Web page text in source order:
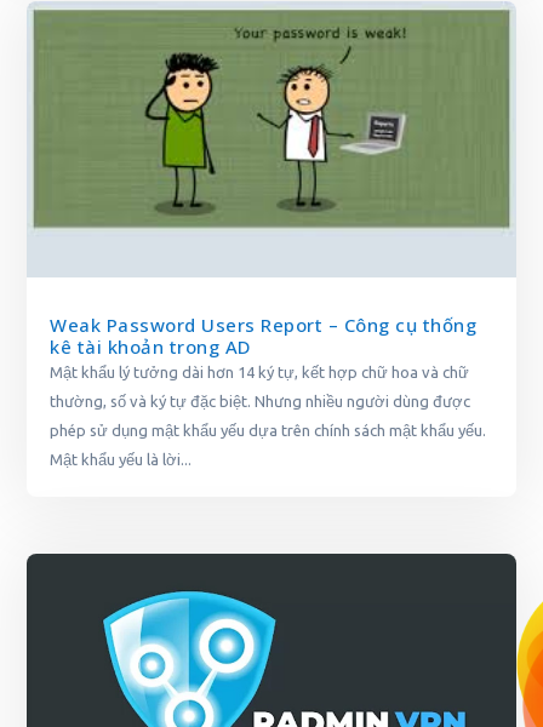
Weak Password Users Report – Công cụ thống
kê tài khoản trong AD
Mật khẩu lý tưởng dài hơn 14 ký tự, kết hợp chữ hoa và chữ
thường, số và ký tự đặc biệt. Nhưng nhiều người dùng được
phép sử dụng mật khẩu yếu dựa trên chính sách mật khẩu yếu.
Mật khẩu yếu là lời...